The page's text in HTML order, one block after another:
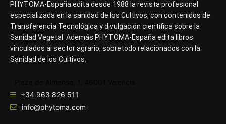
PHYTOMA-España edita desde 1988 la revista profesional
especializada en la sanidad de los Cultivos, con contenidos de
Transferencia Tecnológica y divulgación científica sobre la
Sanidad Vegetal. Además PHYTOMA-España edita libros
vinculados al sector agrario, sobretodo relacionados con la
Sanidad de los Cultivos.
+34 963 826 511
info@phytoma.com